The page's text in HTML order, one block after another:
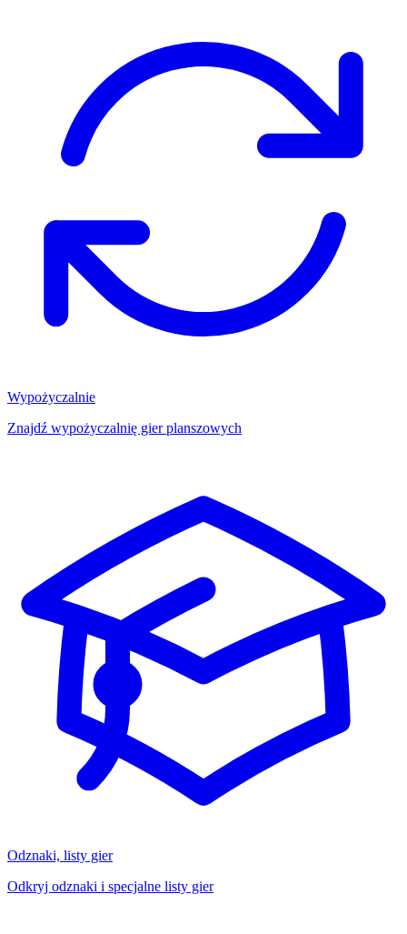
Wypożyczalnie
Znajdź wypożyczalnię gier planszowych
Odznaki, listy gier
Odkryj odznaki i specjalne listy gier